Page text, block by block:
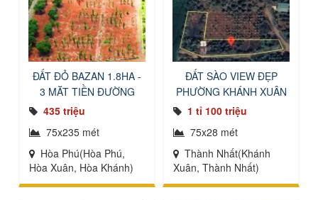
ĐẤT ĐỎ BAZAN 1.8HA -
3 MẶT TIỀN ĐƯỜNG
HÒA XUÂN
435 triệu
75x235 mét
Hòa Phú(Hòa Phú,
Hòa Xuân, Hòa Khánh)
ĐẤT SÀO VIEW ĐẸP
PHƯỜNG KHÁNH XUÂN
1 tỉ 100 triệu
75x28 mét
Thành Nhất(Khánh
Xuân, Thành Nhất)